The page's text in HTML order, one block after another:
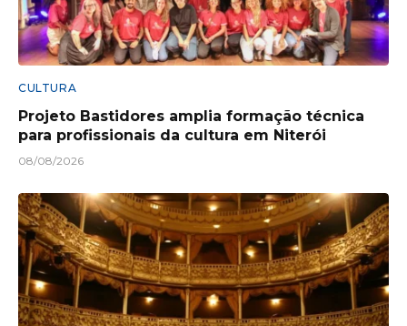
CULTURA
Projeto Bastidores amplia formação técnica
para profissionais da cultura em Niterói
08/08/2026